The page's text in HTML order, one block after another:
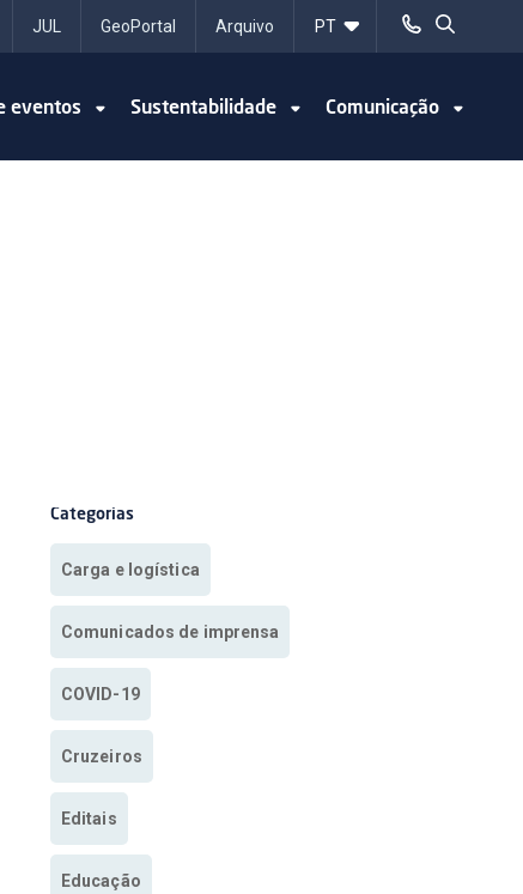
JUL GeoPortal Arquivo
eventos Sustentabilidade Comunicação
Categorias
Carga e logística
Comunicados de imprensa
COVID-19
Cruzeiros
Editais
Educação